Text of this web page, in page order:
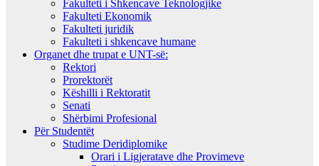
Fakulteti i Shkencave Teknologjike
Fakulteti Ekonomik
Fakulteti juridik
Fakulteti i shkencave humane
Organet dhe trupat e UNT-së:
Rektori
Prorektorët
Këshilli i Rektoratit
Senati
Shërbimi Profesional
Për Studentët
Studime Deridiplomike
Orari i Ligjeratave dhe Provimeve